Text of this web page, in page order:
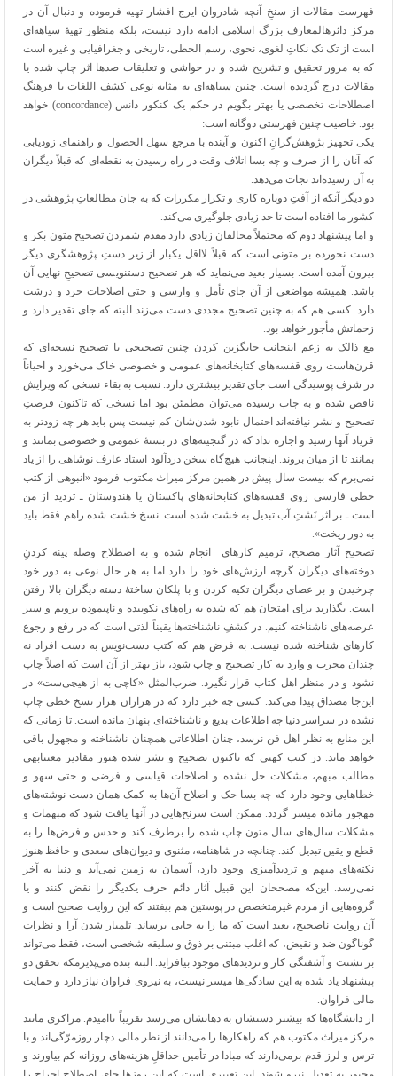
فهرست مقالات از سنخِ آنچه شادروان ایرج افشار تهیه فرموده و دنبال آن در
مرکز دائرهالمعارف بزرگ اسلامی ادامه دارد نیست، بلکه منظور تهیۀ سیاهه‌ای
است از تک تک نکاتِ لغوی، نحوی، رسم الخطی، تاریخی و جغرافیایی و غیره است
که به مرور تحقیق و تشریح شده و در حواشی و تعلیقات صدها اثر چاپ شده یا
مقالات درج گردیده است. چنین سیاهه‌ای به مثابه نوعی کشف اللغات یا فرهنگ
اصطلاحات تخصصی یا بهتر بگویم در حکم یک کنکور دانس (concordance) خواهد
بود. خاصیت چنین فهرستی دوگانه است:
یکی تجهیز پژوهش‌گرانِ اکنون و آینده با مرجع سهل الحصول و راهنمای زودیابی
که آنان را از صرف و چه بسا اتلاف وقت در راه رسیدن به نقطه‌ای که قبلاً دیگران
به آن رسیده‌اند نجات می‌دهد.
دو دیگر آنکه از آفتِ دوباره کاری و تکرار مکررات که به جان مطالعاتِ پژوهشی در
کشور ما افتاده است تا حد زیادی جلوگیری می‌کند.
و اما پیشنهاد دوم که محتملاً مخالفان زیادی دارد مقدم شمردن تصحیح متون بکر و
دست نخورده بر متونی است که قبلاً لااقل یکبار از زیر دستِ پژوهشگری دیگر
بیرون آمده است. بسیار بعید می‌نماید که هر تصحیح دستنویسی تصحیحِ نهایی آن
باشد. همیشه مواضعی از آن جای تأمل و وارسی و حتی اصلاحات خرد و درشت
دارد. کسی هم که به چنین تصحیح مجددی دست می‌زند البته که جای تقدیر دارد و
زحماتش مأجور خواهد بود.
مع ذالک به زعم اینجانب جایگزین کردن چنین تصحیحی با تصحیح نسخه‌ای که
قرن‌هاست روی قفسه‌های کتابخانه‌های عمومی و خصوصی خاک می‌خورد و احیاناً
در شرف پوسیدگی است جای تقدیر بیشتری دارد. نسبت به بقاء نسخی که ویرایش
ناقص شده و به چاپ رسیده می‌توان مطمئن بود اما نسخی که تاکنون فرصتِ
تصحیح و نشر نیافته‌اند احتمال نابود شدن‌شان کم نیست پس باید هر چه زودتر به
فریاد آنها رسید و اجازه نداد که در گنجینه‌های در بستۀ عمومی و خصوصی بمانند و
بمانند تا از میان بروند. اینجانب هیچگاه سخن دردآلود استاد عارف نوشاهی را از یاد
نمی‌برم که بیست سال پیش در همین مرکز میراث مکتوب فرمود «انبوهی از کتب
خطی فارسی روی قفسه‌های کتابخانه‌های پاکستان یا هندوستان ـ تردید از من
است ـ بر اثر نَشتِ آب تبدیل به خشت شده است. نسخ خشت شده راهم فقط باید
به دور ریخت».
تصحیح آثار مصحح، ترمیم کارهای انجام شده و به اصطلاح وصله پینه کردنِ
دوخته‌های دیگران گرچه ارزش‌های خود را دارد اما به هر حال نوعی به دور خود
چرخیدن و بر عصای دیگران تکیه کردن و با پلکان ساختۀ دسته دیگران بالا رفتن
است. بگذارید برای امتحان هم که شده به راه‌های نکوبیده و ناپیموده برویم و سیر
عرصه‌های ناشناخته کنیم. در کشفِ ناشناخته‌ها یقیناً لذتی است که در رفع و رجوع
کارهای شناخته شده نیست. به فرض هم که کتب دست‌نویس به دست افراد نه
چندان مجرب و وارد به کار تصحیح و چاپ شود، باز بهتر از آن است که اصلاً چاپ
نشود و در منظر اهل کتاب قرار نگیرد. ضرب‌المثل «کاچی به از هیچی‌ست» در
این‌جا مصداق پیدا می‌کند. کسی چه خبر دارد که در هزاران هزار نسخ خطی چاپ
نشده در سراسر دنیا چه اطلاعات بدیع و ناشناخته‌ای پنهان مانده است. تا زمانی که
این منابع به نظر اهل فن نرسد، چنان اطلاعاتی همچنان ناشناخته و مجهول باقی
خواهد ماند. در کتب کهنی که تاکنون تصحیح و نشر شده هنوز مقادیر معتنابهی
مطالب مبهم، مشکلات حل نشده و اصلاحات قیاسی و فرضی و حتی سهو و
خطاهایی وجود دارد که چه بسا حک و اصلاح آن‌ها به کمک همان دست نوشته‌های
مهجور مانده میسر گردد. ممکن است سرنخ‌هایی در آنها یافت شود که مبهمات و
مشکلات سال‌های سال متون چاپ شده را برطرف کند و حدس و فرض‌ها را به
قطع و یقین تبدیل کند. چنانچه در شاهنامه، مثنوی و دیوان‌های سعدی و حافظ هنوز
نکته‌های مبهم و تردیدآمیزی وجود دارد، آسمان به زمین نمی‌آید و دنیا به آخر
نمی‌رسد. این‌که مصححان این قبیل آثار دائم حرف یکدیگر را نقض کنند و یا
گروه‌هایی از مردم غیرمتخصص در پوستین هم بیفتند که این روایت صحیح است و
آن روایت ناصحیح، بعید است که ما را به جایی برساند. تلمبار شدن آرا و نظرات
گوناگون ضد و نقیض، که اغلب مبتنی بر ذوق و سلیقه شخصی است، فقط می‌تواند
بر تشتت و آشفتگی کار و تردیدهای موجود بیافزاید. البته بنده می‌پذیرمکه تحقق دو
پیشنهاد یاد شده به این سادگی‌ها میسر نیست، به نیروی فراوان نیاز دارد و حمایت
مالی فراوان.
از دانشگاه‌ها که بیشتر دستشان به دهانشان می‌رسد تقریباً ناامیدم. مراکزی مانند
مرکز میراث مکتوب هم که راهکارها را می‌دانند از نظر مالی دچار روزمرّ‌گی‌اند و با
ترس و لرز قدم برمی‌دارند که مبادا در تأمین حداقلِ هزینه‌های روزانه کم بیاورند و